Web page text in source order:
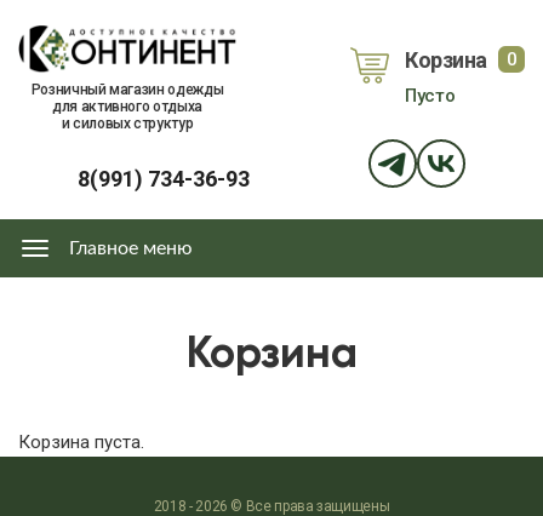
основному
содержанию
Розничный магазин одежды
для активного отдыха
и силовых структур
8(991) 734-36-93
Корзина
0
Пусто
Главное
меню
Главное меню
Корзина
Корзина пуста.
2018 - 2026 © Все права защищены